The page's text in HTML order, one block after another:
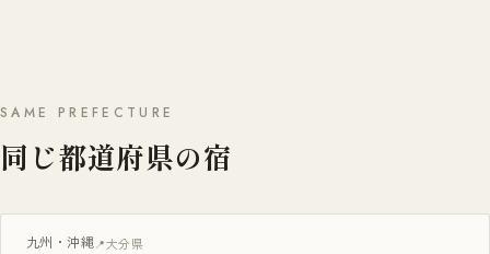
SAME PREFECTURE
同じ都道府県の宿
露天風呂付き客室
九州・沖縄 大分県